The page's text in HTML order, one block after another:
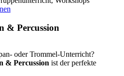
& Percussion
oder Trommel-Unterricht?
& Percussion ist der perfekte